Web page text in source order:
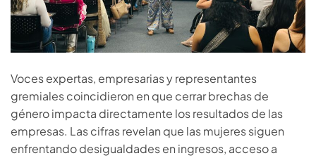
Voces expertas, empresarias y representantes
gremiales coincidieron en que cerrar brechas de
género impacta directamente los resultados de las
empresas. Las cifras revelan que las mujeres siguen
enfrentando desigualdades en ingresos, acceso a